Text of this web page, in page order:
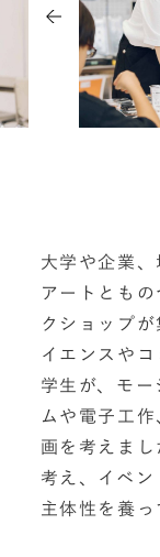
大学や企業
アートとも
クショップ
イエンスや
学生が、モ
ムや電子工
画を考えま
考え、イベ
主体性を養っ